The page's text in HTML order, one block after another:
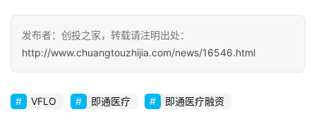
发
投稿
发布者：创投之家，转载请注明出处：
http://www.chuangtouzhijia.com/news/16546.html
VFLO 即通医疗 即通医疗融资